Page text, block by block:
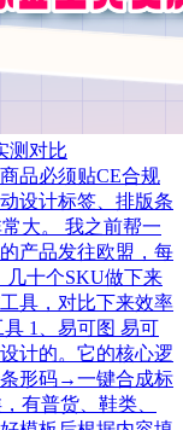
测对比
品必须贴CE合规
设计标签、排版条
大。 我之前帮一
产品发往欧盟，每
几十个SKU做下来
具，对比下来效率
1、易可图 易可
计的。它的核心逻
形码→一键合成标
有普货、鞋类、